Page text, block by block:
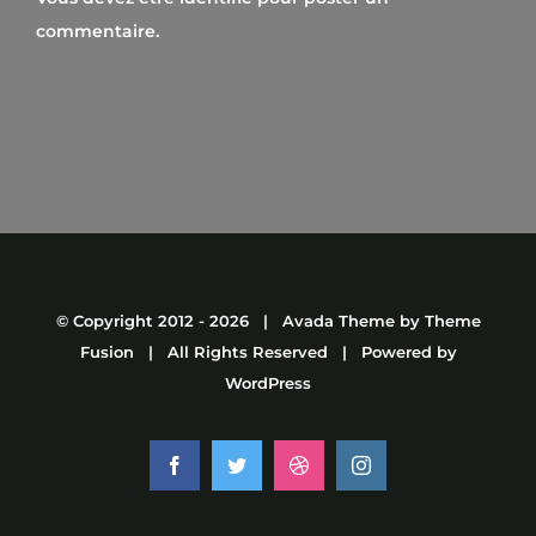
commentaire.
© Copyright 2012 - 2026 | Avada Theme by Theme
Fusion | All Rights Reserved | Powered by
WordPress
FacebookTwitter DribbbleInstagram